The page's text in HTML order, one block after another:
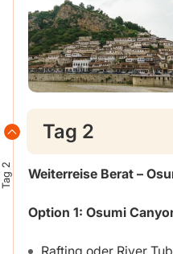
Tag 2
Tag 2
Weiterreise Berat –
Option 1: Osumi